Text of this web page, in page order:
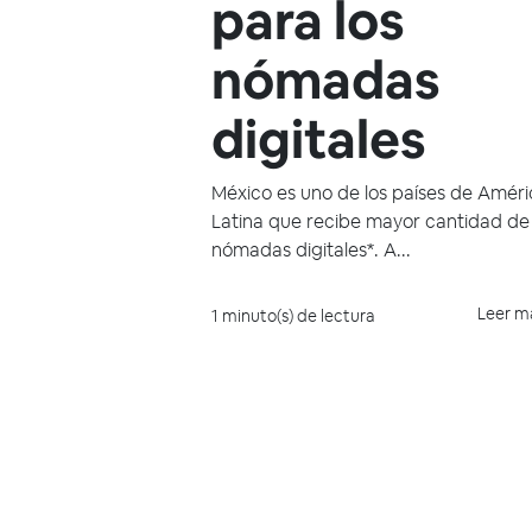
para los
nómadas
digitales
México es uno de los países de
Latina que recibe mayor cantidad de
nómadas digitales*. A...
1 minuto(s) de lectura Leer